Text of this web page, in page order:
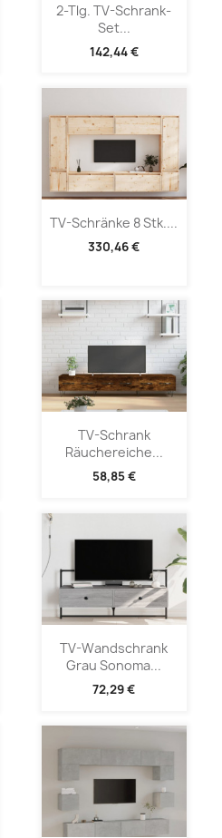
2-Tlg. TV-Schrank-
Set...
142,44 €
TV-Schränke 8 Stk....
330,46 €
TV-Schrank
Räuchereiche...
58,85 €
TV-Wandschrank
Grau Sonoma...
72,29 €